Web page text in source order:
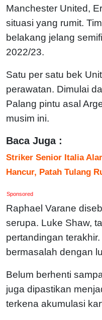
Manchester United,
situasi yang rumit.
belakang jelang
2022/23.
Satu per satu bek
perawatan. Dimulai
Palang pintu asal
musim ini.
Baca Juga :
Striker Senior Italia
Hancur, Patah Tulang
Sponsored
Raphael Varane
serupa. Luke Shaw,
pertandingan
bermasalah dengan
Belum berhenti
juga dipastikan
terkena akumulasi